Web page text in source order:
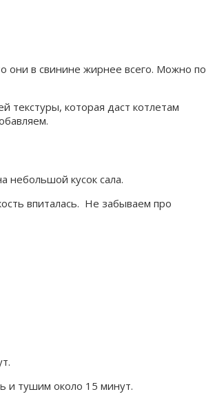
они в свинине жирнее всего. Можно по
текстуры, которая даст котлетам
небольшой кусок сала.
впиталась. Не забываем про
и тушим около 15 минут.